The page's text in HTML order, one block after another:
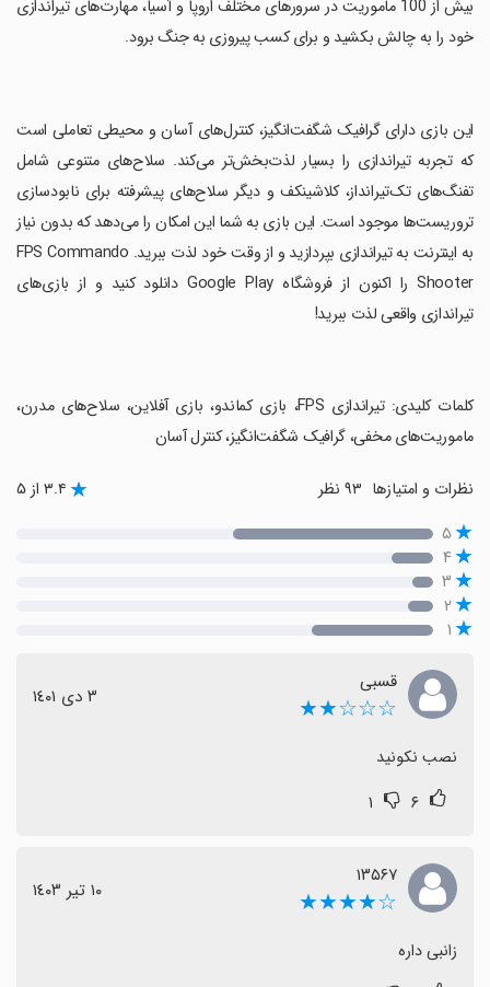
بیش از 100 ماموریت در سرورهای مختلف اروپا و آسیا، مهارت‌های تیراندازی
خود را به چالش بکشید و برای کسب پیروزی به جنگ برود.
‏این بازی دارای گرافیک شگفت‌انگیز، کنترل‌های آسان و محیطی تعاملی است
که تجربه تیراندازی را بسیار لذت‌بخش‌تر می‌کند. سلاح‌های متنوعی شامل
تفنگ‌های تک‌تیرانداز، کلاشینکف و دیگر سلاح‌های پیشرفته برای نابودسازی
تروریست‌ها موجود است. این بازی به شما این امکان را می‌دهد که بدون نیاز
به اینترنت به تیراندازی بپردازید و از وقت خود لذت ببرید. FPS Commando
Shooter را اکنون از فروشگاه Google Play دانلود کنید و از بازی‌های
تیراندازی واقعی لذت ببرید!
‏کلمات کلیدی: تیراندازی FPS، بازی کماندو، بازی آفلاین، سلاح‌های مدرن،
ماموریت‌های مخفی، گرافیک شگفت‌انگیز، کنترل آسان
نظرات و امتیازها ۳.۴ از ۵
۵
۴
۳
۲
۱
قسبی
☆☆☆★★ ٣ دی ١٤٠١
نصب نکونید
۶ ۱
۱۳۵۶۷
☆★★★★ ١٠ تیر ١٤٠٣
زانبی داره